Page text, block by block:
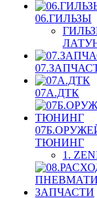
06.ГИЛЬЗЫ
07А.ДТК
ТЮНИНГ
1.